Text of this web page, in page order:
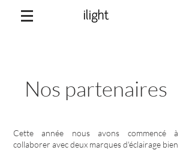
Nos partenaires
Cette année nous avons commencé à
collaborer avec deux marques d'éclairage bien